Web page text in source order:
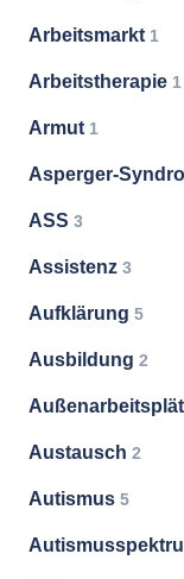
Arbeitsmarkt 1
Arbeitstherapie 1
Armut 1
Asperger-
ASS 3
Assistenz 3
Aufklärung 5
Ausbildung 2
Austausch 2
Autismus 5